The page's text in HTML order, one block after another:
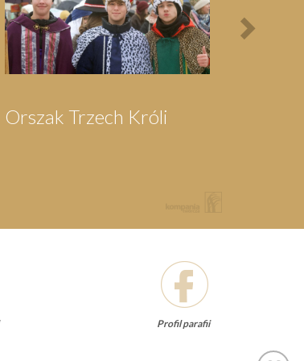
Pielgrzymka do
Profil parafii